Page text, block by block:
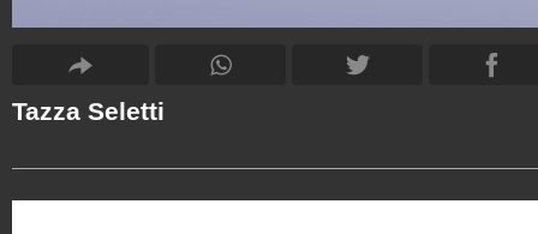
Tazza Seletti